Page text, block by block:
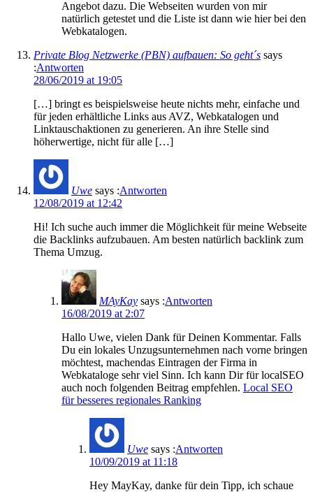
Angebot dazu. Die Webseiten wurden von mir
natürlich getestet und die Liste ist dann wie hier bei den
Webkatalogen.
Private Blog Netzwerke (PBN) aufbauen: So geht´s says
:Antworten
28/06/2019 at 19:05
[…] bringt es beispielsweise heute nichts mehr, einfache und
für jeden erhältliche Links aus AVZ, Webkatalogen und
Linktauschaktionen zu generieren. An ihre Stelle sind
höherwertige, nicht für alle […]
Uwe says :Antworten
12/08/2019 at 12:42
Hi! Ich suche auch immer die Möglichkeit für meine Webseite
die Backlinks aufzubauen. Am besten natürlich backlink zum
Thema Umzug.
MAyKay says :Antworten
16/08/2019 at 2:07
Hallo Uwe, vielen Dank für Deinen Kommentar. Falls
Du ein lokales Unzugsunternehmen nach vorne bringen
möchtest, machendas Eintragen der Firma in
Webkataloge sehr viel Sinn. Ich kann Dir für localSEO
auch noch folgenden Beitrag empfehlen. Local SEO
für besseres regionales Ranking
Uwe says :Antworten
10/09/2019 at 11:18
Hey MayKay, danke für dein Tipp, ich schaue